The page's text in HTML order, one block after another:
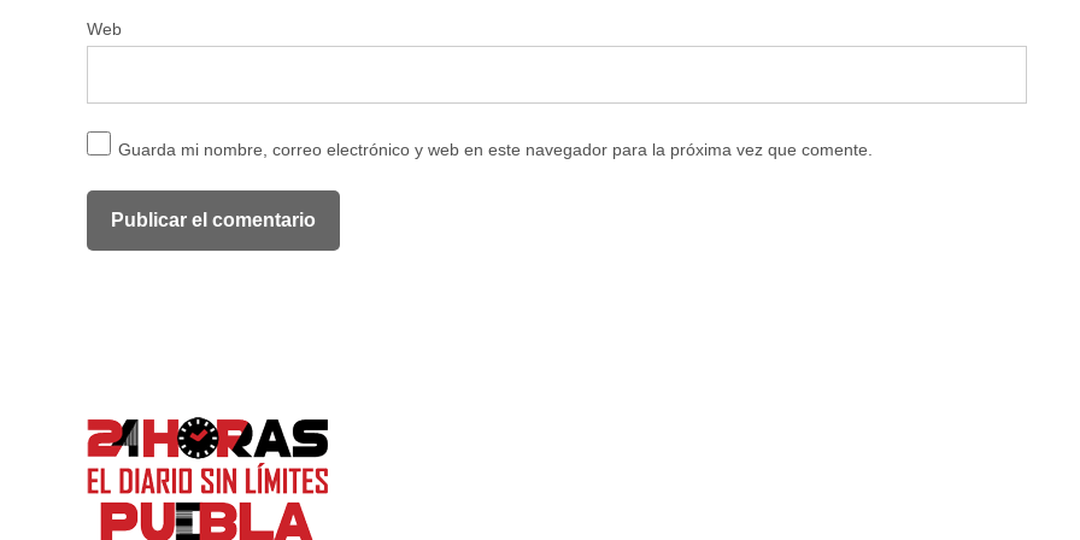
Web
Guarda mi nombre, correo electrónico y web en este navegador para la próxima vez que comente.